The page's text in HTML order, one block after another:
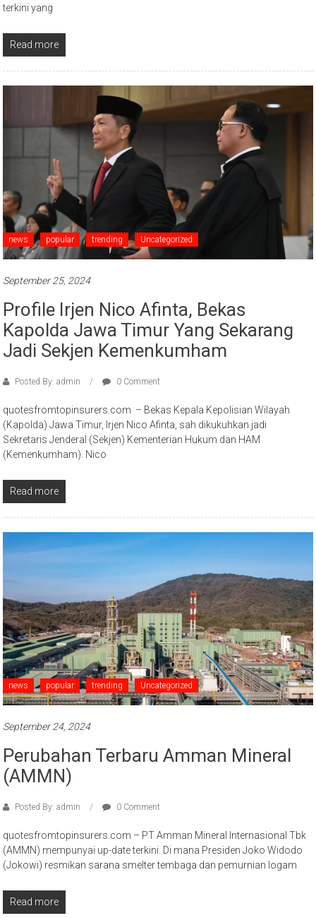
terkini yang
Read more
news popular trending Uncategorized
September 25, 2024
Profile Irjen Nico Afinta, Bekas
Kapolda Jawa Timur Yang Sekarang
Jadi Sekjen Kemenkumham
Posted By: admin 0 Comment
quotesfromtopinsurers.com – Bekas Kepala Kepolisian Wilayah
(Kapolda) Jawa Timur, Irjen Nico Afinta, sah dikukuhkan jadi
Sekretaris Jenderal (Sekjen) Kementerian Hukum dan HAM
(Kemenkumham). Nico
Read more
news popular trending Uncategorized
September 24, 2024
Perubahan Terbaru Amman Mineral
(AMMN)
Posted By: admin 0 Comment
quotesfromtopinsurers.com – PT Amman Mineral Internasional Tbk
(AMMN) mempunyai up-date terkini. Di mana Presiden Joko Widodo
(Jokowi) resmikan sarana smelter tembaga dan pemurnian logam
Read more